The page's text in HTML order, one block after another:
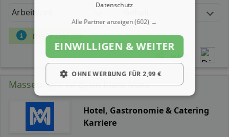
Arbeitszeit
mehr Details
Teilen
Masseur (m/ w/ d) im Mare Mara
Hotel, Gastronomie & Catering
Karriere
Datenschutz
Alle Partner anzeigen(602) →
EINWILLIGEN & WEITER
OHNE WERBUNG FÜR 2,99 €